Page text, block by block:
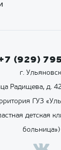
(929)
г.
Радищева, д.
ГУЗ
детская
больница»)